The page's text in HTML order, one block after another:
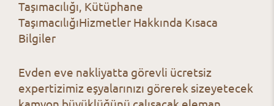
Taşımacılığı, Kütüphane
TaşımacılığıHizmetler Hakkında Kısaca
Bilgiler
Evden eve nakliyatta görevli ücretsiz
expertizimiz eşyalarınızı görerek sizeyetecek